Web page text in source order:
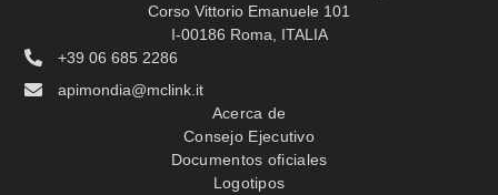
Corso Vittorio Emanuele 101
I-00186 Roma, ITALIA
+39 06 685 2286
apimondia@mclink.it
Acerca de
Consejo Ejecutivo
Documentos oficiales
Logotipos